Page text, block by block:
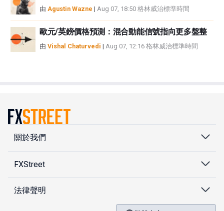
由 Agustin Wazne | Aug 07, 18:50 格林威治標準時間
歐元/英鎊價格預測：混合動能信號指向更多盤整
由 Vishal Chaturvedi | Aug 07, 12:16 格林威治標準時間
關於我們
FXStreet
法律聲明